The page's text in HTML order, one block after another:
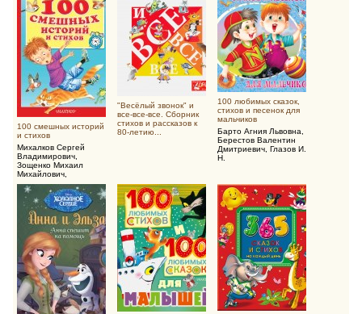
100 смешных историй
и стихов
Михалков Сергей
Владимирович
Зощенко Михаил
Михайлович
Драгунский Виктор
Юзефович
"Весёлый звонок" и
все-все-все. Сборник
стихов и рассказов к
80-летию...
100 любимых сказок,
стихов и песенок для
мальчиков
Барто Агния Львовна
Берестов Валентин
Дмитриевич Глазов И.
Н.